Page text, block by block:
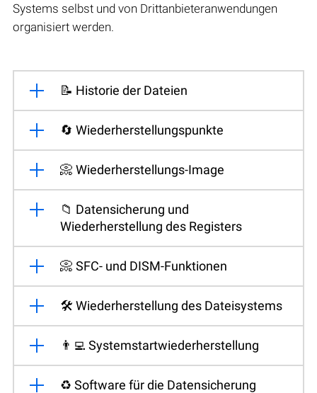
Systems selbst und von Drittanbieteranwendungen
organisiert werden.
📝 Historie der Dateien
🔄 Wiederherstellungspunkte
📀 Wiederherstellungs-Image
📁 Datensicherung und
Wiederherstellung des Registers
📀 SFC- und DISM-Funktionen
🛠️ Wiederherstellung des Dateisystems
👨‍💻 Systemstartwiederherstellung
♻️ Software für die Datensicherung